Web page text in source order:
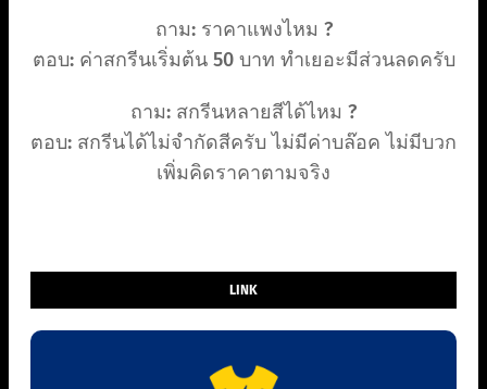
ถาม: ราคาแพงไหม ?
ตอบ: ค่าสกรีนเริ่มต้น 50 บาท ทำเยอะมีส่วนลดครับ
ถาม: สกรีนหลายสีได้ไหม ?
ตอบ: สกรีนได้ไม่จำกัดสีครับ ไม่มีค่าบล๊อค ไม่มีบวก
เพิ่มคิดราคาตามจริง
LINK